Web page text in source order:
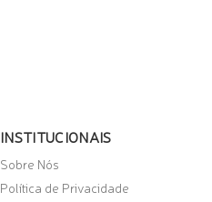
INSTITUCIONAIS
Sobre Nós
Política de Privacidade